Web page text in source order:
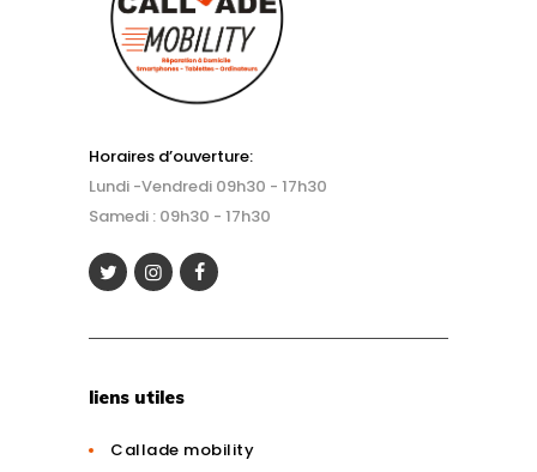
Horaires d’ouverture:
Lundi -Vendredi 09h30 - 17h30
Samedi : 09h30 - 17h30
liens utiles
Callade mobility